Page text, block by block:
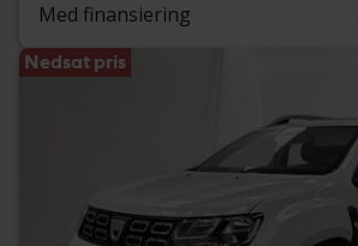
Med finansiering
Nedsat pris